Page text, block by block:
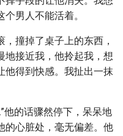
男人不能活着。
撞掉了桌子上的东西，
地接近我，他拎起我，想
他得到快感。我扯出一抹
他的话骤然停下，呆呆地
的心脏处，毫无偏差。他